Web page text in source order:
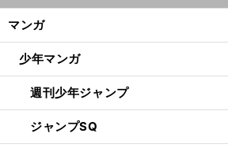
マンガ
少年マンガ
週刊少年ジャンプ
ジャンプSQ